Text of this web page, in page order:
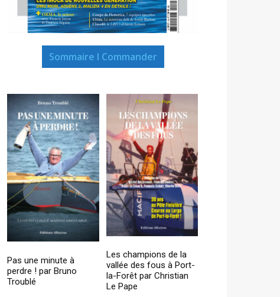
Sommaire I Commander
Pas une minute à
perdre ! par Bruno
Troublé
Les champions de la
vallée des fous à Port-
la-Forêt par Christian
Le Pape